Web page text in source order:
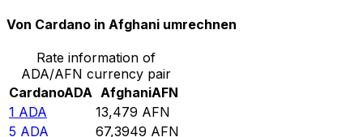
Von Cardano in Afghani umrechnen
Rate information of
ADA/AFN currency pair
CardanoADA AfghaniAFN
1 ADA 13,479 AFN
5 ADA 67,3949 AFN